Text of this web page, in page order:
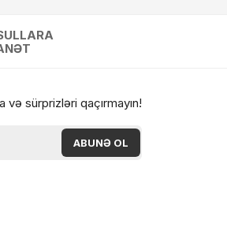
və sürprizləri qaçırmayın!